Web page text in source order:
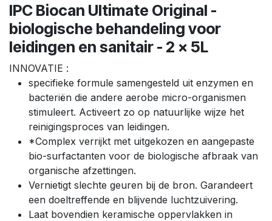
IPC Biocan Ultimate Original -
biologische behandeling voor
leidingen en sanitair - 2 x 5L
INNOVATIE :
specifieke formule samengesteld uit enzymen en
bacteriën die andere aerobe micro-organismen
stimuleert. Activeert zo op natuurlijke wijze het
reinigingsproces van leidingen.
*Complex verrijkt met uitgekozen en aangepaste
bio-surfactanten voor de biologische afbraak van
organische afzettingen.
Vernietigt slechte geuren bij de bron. Garandeert
een doeltreffende en blijvende luchtzuivering.
Laat bovendien keramische oppervlakken in